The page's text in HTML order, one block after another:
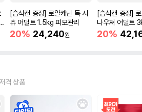
[습식캔 증정] 로얄캐닌 독 시
츄 어덜트 1.5kg 피모관리
20% 24,240원
[습식캔 증정]
나우져 어덜트
20%
격 상품